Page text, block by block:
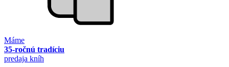
Máme
35-ročnú tradíciu
predaja kníh